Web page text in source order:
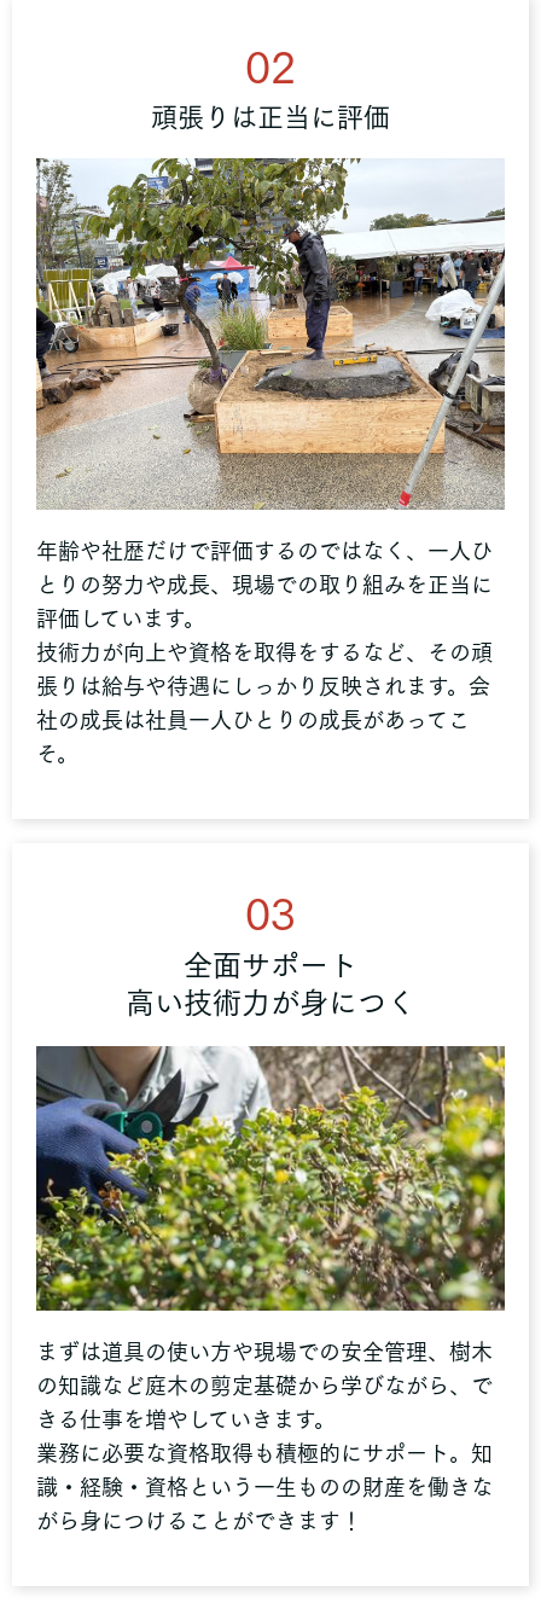
02
頑張りは正当に評価
年齢や社歴だけで評価するのではなく、一人ひ
とりの努力や成長、現場での取り組みを正当に
評価しています。
技術力が向上や資格を取得をするなど、その頑
張りは給与や待遇にしっかり反映されます。会
社の成長は社員一人ひとりの成長があってこ
そ。
03
全面サポート
高い技術力が身につく
まずは道具の使い方や現場での安全管理、樹木
の知識など庭木の剪定基礎から学びながら、で
きる仕事を増やしていきます。
業務に必要な資格取得も積極的にサポート。知
識・経験・資格という一生ものの財産を働きな
がら身につけることができます！